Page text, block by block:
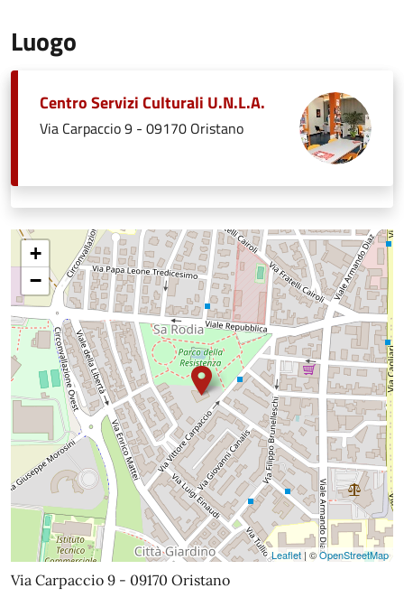
Luogo
Centro Servizi Culturali U.N.L.A.
Via Carpaccio 9 - 09170 Oristano
+
−
Leaflet | ©OpenStreetMap
Via Carpaccio 9 - 09170 Oristano